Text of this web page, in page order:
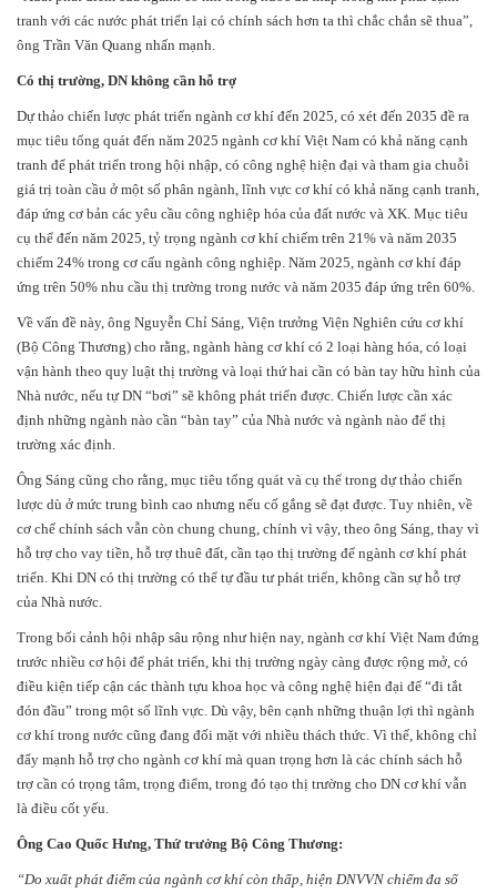
tranh với các nước phát triển lại có chính sách hơn ta thì chắc chắn sẽ thua”,
ông Trần Văn Quang nhấn mạnh.
Có thị trường, DN không cần hỗ trợ
Dự thảo chiến lược phát triển ngành cơ khí đến 2025, có xét đến 2035 đề ra
mục tiêu tổng quát đến năm 2025 ngành cơ khí Việt Nam có khả năng cạnh
tranh để phát triển trong hội nhập, có công nghệ hiện đại và tham gia chuỗi
giá trị toàn cầu ở một số phân ngành, lĩnh vực cơ khí có khả năng cạnh tranh,
đáp ứng cơ bản các yêu cầu công nghiệp hóa của đất nước và XK. Mục tiêu
cụ thể đến năm 2025, tỷ trọng ngành cơ khí chiếm trên 21% và năm 2035
chiếm 24% trong cơ cấu ngành công nghiệp. Năm 2025, ngành cơ khí đáp
ứng trên 50% nhu cầu thị trường trong nước và năm 2035 đáp ứng trên 60%.
Về vấn đề này, ông Nguyễn Chỉ Sáng, Viện trưởng Viện Nghiên cứu cơ khí
(Bộ Công Thương) cho rằng, ngành hàng cơ khí có 2 loại hàng hóa, có loại
vận hành theo quy luật thị trường và loại thứ hai cần có bàn tay hữu hình của
Nhà nước, nếu tự DN “bơi” sẽ không phát triển được. Chiến lược cần xác
định những ngành nào cần “bàn tay” của Nhà nước và ngành nào để thị
trường xác định.
Ông Sáng cũng cho rằng, mục tiêu tổng quát và cụ thể trong dự thảo chiến
lược dù ở mức trung bình cao nhưng nếu cố gắng sẽ đạt được. Tuy nhiên, về
cơ chế chính sách vẫn còn chung chung, chính vì vậy, theo ông Sáng, thay vì
hỗ trợ cho vay tiền, hỗ trợ thuê đất, cần tạo thị trường để ngành cơ khí phát
triển. Khi DN có thị trường có thể tự đầu tư phát triển, không cần sự hỗ trợ
của Nhà nước.
Trong bối cảnh hội nhập sâu rộng như hiện nay, ngành cơ khí Việt Nam đứng
trước nhiều cơ hội để phát triển, khi thị trường ngày càng được rộng mở, có
điều kiện tiếp cận các thành tựu khoa học và công nghệ hiện đại để “đi tắt
đón đầu” trong một số lĩnh vực. Dù vậy, bên cạnh những thuận lợi thì ngành
cơ khí trong nước cũng đang đối mặt với nhiều thách thức. Vì thế, không chỉ
đẩy mạnh hỗ trợ cho ngành cơ khí mà quan trọng hơn là các chính sách hỗ
trợ cần có trọng tâm, trọng điểm, trong đó tạo thị trường cho DN cơ khí vẫn
là điều cốt yếu.
Ông Cao Quốc Hưng, Thứ trưởng Bộ Công Thương:
“Do xuất phát điểm của ngành cơ khí còn thấp, hiện DNVVN chiếm đa số